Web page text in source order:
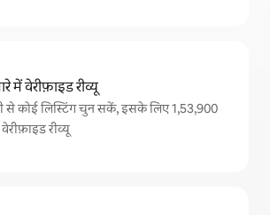
में वेरीफ़ाइड रीव्यू
कोई लिस्टिंग चुन सकें, इसके लिए 1,53,900
रीव्यू